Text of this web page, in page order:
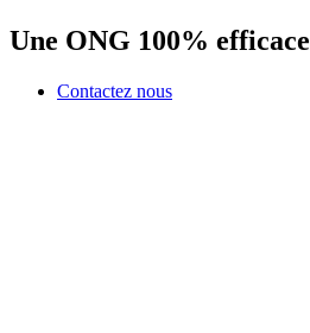
Une ONG 100% efficace
Contactez nous